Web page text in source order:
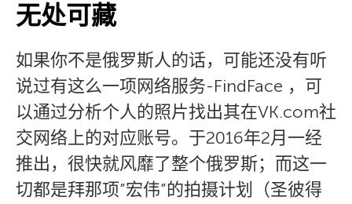
无处可藏
如果你不是俄罗斯人的话，可能还没有听
说过有这么一项网络服务-FindFace ，可
以通过分析个人的照片找出其在VK.com社
交网络上的对应账号。于2016年2月一经
推出，很快就风靡了整个俄罗斯；而这一
切都是拜那项”宏伟”的拍摄计划（圣彼得